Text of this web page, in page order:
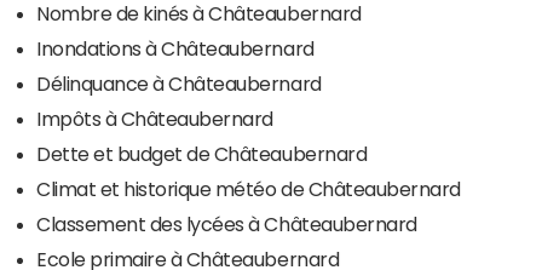
Nombre de kinés à Châteaubernard
Inondations à Châteaubernard
Délinquance à Châteaubernard
Impôts à Châteaubernard
Dette et budget de Châteaubernard
Climat et historique météo de Châteaubernard
Classement des lycées à Châteaubernard
Ecole primaire à Châteaubernard